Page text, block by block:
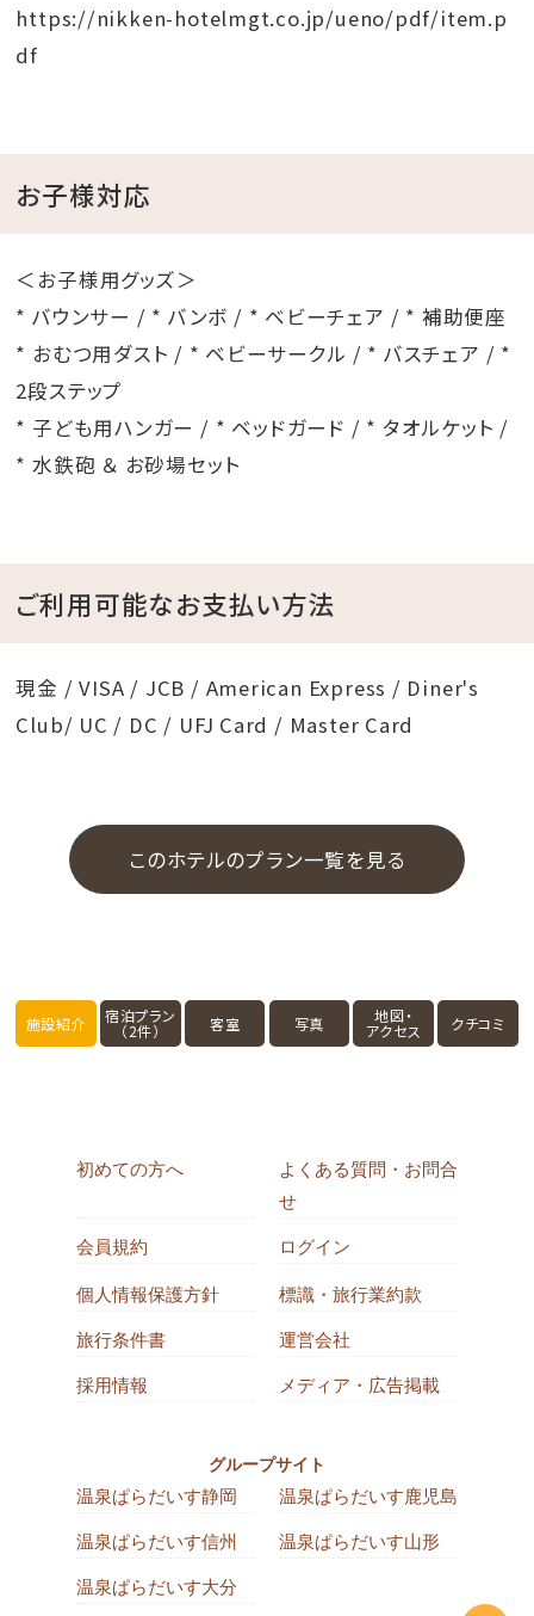
https://nikken-hotelmgt.co.jp/ueno/pdf/item.p
df
お子様対応
＜お⼦様⽤グッズ＞
* バウンサー / * バンボ / * ベビーチェア / * 補助便座
* おむつ⽤ダスト / * ベビーサークル / * バスチェア / *
2段ステップ
* ⼦ども⽤ハンガー / * ベッドガード / * タオルケット /
* ⽔鉄砲 ＆ お砂場セット
ご利用可能なお支払い方法
現金 / VISA / JCB / American Express / Diner's
Club/ UC / DC / UFJ Card / Master Card
このホテルのプラン一覧を見る
施設紹介 宿泊プラン
（2件） 客室 写真 地図・
アクセス クチコミ
初めての方へ
よくある質問・お問合
せ
会員規約 ログイン
個人情報保護方針 標識・旅行業約款
旅行条件書 運営会社
採用情報 メディア・広告掲載
グループサイト
温泉ぱらだいす静岡 温泉ぱらだいす鹿児島
温泉ぱらだいす信州 温泉ぱらだいす山形
温泉ぱらだいす大分